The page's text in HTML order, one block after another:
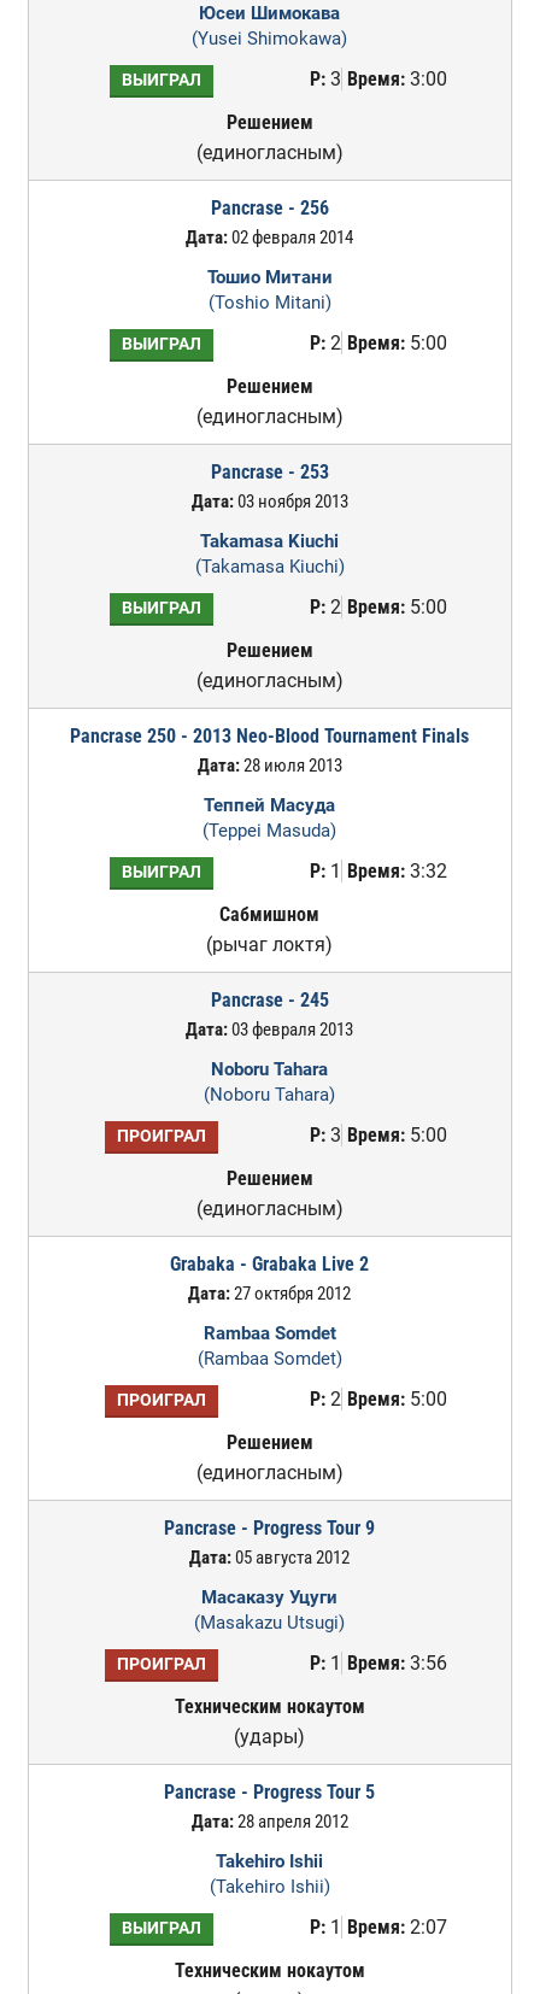
Юсеи Шимокава
(Yusei Shimokawa)
ВЫИГРАЛ Р:3 Время:3:00
Решением
(единогласным)
Pancrase - 256
Дата:02 февраля 2014
Тошио Митани
(Toshio Mitani)
ВЫИГРАЛ Р:2 Время:5:00
Решением
(единогласным)
Pancrase - 253
Дата:03 ноября 2013
Takamasa Kiuchi
(Takamasa Kiuchi)
ВЫИГРАЛ Р:2 Время:5:00
Решением
(единогласным)
Pancrase 250 - 2013 Neo-Blood Tournament Finals
Дата:28 июля 2013
Теппей Масуда
(Teppei Masuda)
ВЫИГРАЛ Р:1 Время:3:32
Сабмишном
(рычаг локтя)
Pancrase - 245
Дата:03 февраля 2013
Noboru Tahara
(Noboru Tahara)
ПРОИГРАЛ Р:3 Время:5:00
Решением
(единогласным)
Grabaka - Grabaka Live 2
Дата:27 октября 2012
Rambaa Somdet
(Rambaa Somdet)
ПРОИГРАЛ Р:2 Время:5:00
Решением
(единогласным)
Pancrase - Progress Tour 9
Дата:05 августа 2012
Масаказу Уцуги
(Masakazu Utsugi)
ПРОИГРАЛ Р:1 Время:3:56
Техническим нокаутом
(удары)
Pancrase - Progress Tour 5
Дата:28 апреля 2012
Takehiro Ishii
(Takehiro Ishii)
ВЫИГРАЛ Р:1 Время:2:07
Техническим нокаутом